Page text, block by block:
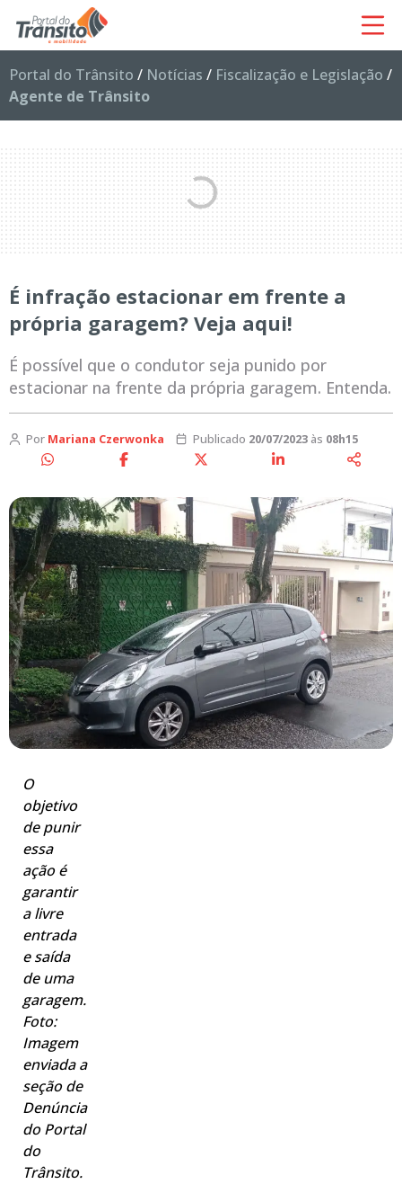
Portal do Trânsito / Notícias / Fiscalização e Legislação /
Agente de Trânsito
É infração estacionar em frente a
própria garagem? Veja aqui!
É possível que o condutor seja punido por
estacionar na frente da própria garagem. Entenda.
Por Mariana Czerwonka Publicado 20/07/2023às 08h15
O
objetivo
de punir
essa
ação é
garantir
a livre
entrada
e saída
de uma
garagem.
Foto:
Imagem
enviada a
seção de
Denúncia
do Portal
do
Trânsito.